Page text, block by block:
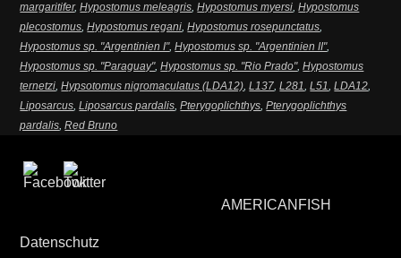
margaritifer,Hypostomus meleagris,Hypostomus myersi,Hypostomus
plecostomus,Hypostomus regani,Hypostomus rosepunctatus,
Hypostomus sp. "Argentinien I",Hypostomus sp. "Argentinien II",
Hypostomus sp. "Paraguay",Hypostomus sp. "Rio Prado",Hypostomus
ternetzi,Hypsotomus nigromaculatus (LDA12),L137,L281,L51,LDA12,
Liposarcus,Liposarcus pardalis,Pterygoplichthys,Pterygoplichthys
pardalis,Red Bruno
AMERICANFISH
Datenschutz